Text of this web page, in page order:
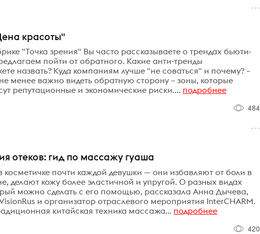
красоты"
"Точка зрения" Вы часто рассказываете о трендах бьюти-
пойти от обратного. Какие анти-тренды
назвать? Куда компаниям лучше "не соваться" и почему? –
менее важно видеть обратную сторону – зоны, которые
репутационные и экономические риски.... подробнее
484
отеков: гид по массажу гуаша
почти каждой девушки — они избавляют от боли в
кожу более эластичной и упругой. О разных видах
можно сделать с его помощью, рассказала Анна Дычева,
и организатор отраслевого мероприятия InterCHARM.
китайская техника массажа... подробнее
420